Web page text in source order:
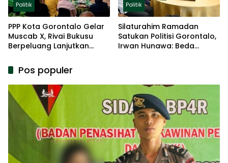
Politik
PPP Kota Gorontalo Gelar
Muscab X, Rivai Bukusu
Berpeluang Lanjutkan
Politik
Silaturahim Ramadan
Satukan Politisi Gorontalo,
Irwan Hunawa: Beda
Pos populer